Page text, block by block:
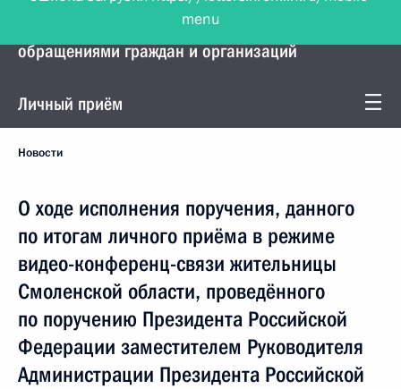
Управление Президента по работе с
обращениями граждан и организаций
Личный приём
Новости
О ходе исполнения поручения, данного
по итогам личного приёма в режиме
видео-конференц-связи жительницы
Смоленской области, проведённого
по поручению Президента Российской
Федерации заместителем Руководителя
Администрации Президента Российской
menu